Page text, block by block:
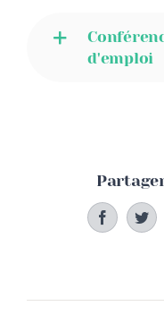
d'emploi
Facebook